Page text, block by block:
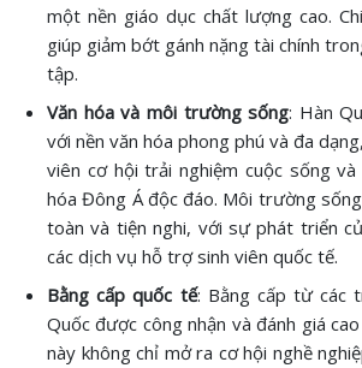
một nền giáo dục chất lượng cao.
giúp giảm bớt gánh nặng tài chính
tập.
Văn hóa và môi trường sống: Hàn
với nền văn hóa phong phú và đa
viên cơ hội trải nghiệm cuộc sống
hóa Đông Á độc đáo. Môi trường
toàn và tiện nghi, với sự phát triển
các dịch vụ hỗ trợ sinh viên quốc tế.
Bằng cấp quốc tế: Bằng cấp từ các
Quốc được công nhận và đánh giá
này không chỉ mở ra cơ hội nghề